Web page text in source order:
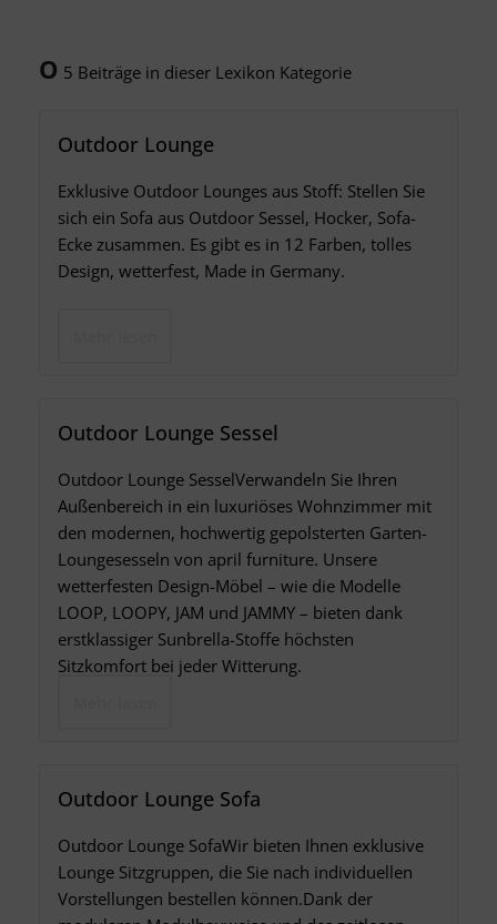
O 5 Beiträge in dieser Lexikon Kategorie
Outdoor Lounge
Exklusive Outdoor Lounges aus Stoff: Stellen Sie
sich ein Sofa aus Outdoor Sessel, Hocker, Sofa-
Ecke zusammen. Es gibt es in 12 Farben, tolles
Design, wetterfest, Made in Germany.
Outdoor Lounge Sessel
Outdoor Lounge SesselVerwandeln Sie Ihren
Außenbereich in ein luxuriöses Wohnzimmer mit
den modernen, hochwertig gepolsterten Garten-
Loungesesseln von april furniture. Unsere
wetterfesten Design-Möbel – wie die Modelle
LOOP, LOOPY, JAM und JAMMY – bieten dank
erstklassiger Sunbrella-Stoffe höchsten
Sitzkomfort bei jeder Witterung.
Outdoor Lounge Sofa
Outdoor Lounge SofaWir bieten Ihnen exklusive
Lounge Sitzgruppen, die Sie nach individuellen
Vorstellungen bestellen können.Dank der